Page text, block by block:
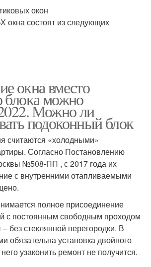
окон
окна состоят из следующих
окна вместо
блока можно
Можно ли
подоконный блок
считаются «холодными»
Согласно Постановлению
№508-ПП , с 2017 года их
с внутренними отапливаемыми
полное присоединение
с постоянным свободным проходом
без стеклянной перегородки. В
обязательна установка двойного
узаконить ремонт не получится.